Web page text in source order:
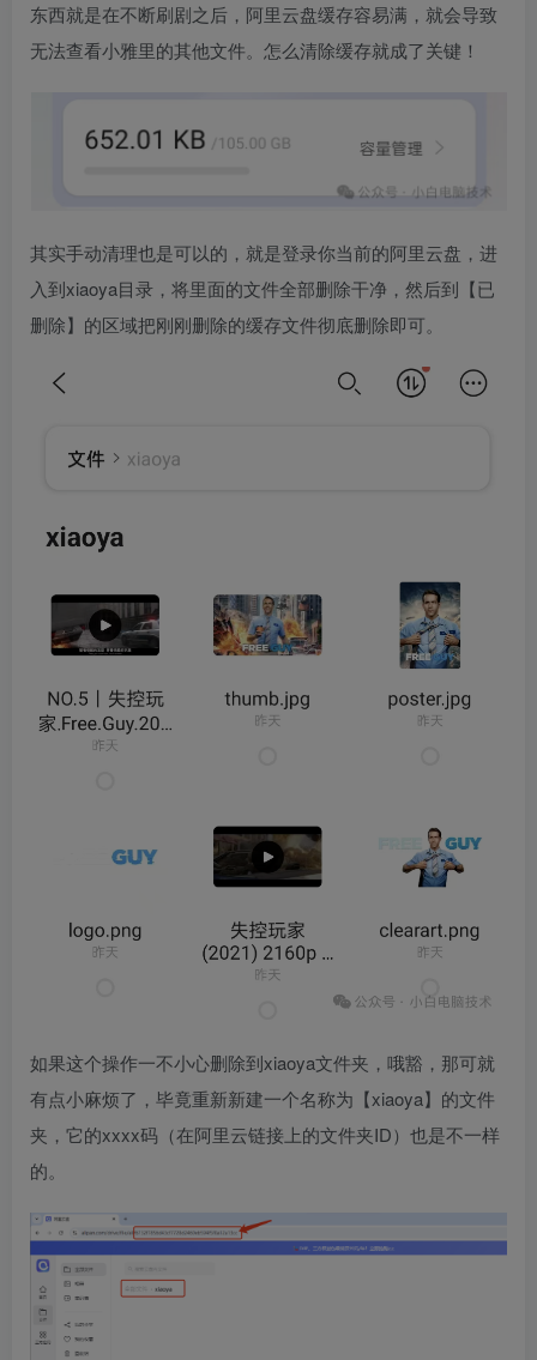
东西就是在不断刷剧之后，阿里云盘缓存容易满，就会导致
无法查看小雅里的其他文件。怎么清除缓存就成了关键！
其实手动清理也是可以的，就是登录你当前的阿里云盘，进
入到xiaoya目录，将里面的文件全部删除干净，然后到【已
删除】的区域把刚刚删除的缓存文件彻底删除即可。
如果这个操作一不小心删除到xiaoya文件夹，哦豁，那可就
有点小麻烦了，毕竟重新新建一个名称为【xiaoya】的文件
夹，它的xxxx码（在阿里云链接上的文件夹ID）也是不一样
的。